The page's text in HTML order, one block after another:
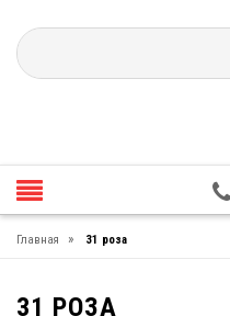
Главная » 31 роза
31 РОЗА